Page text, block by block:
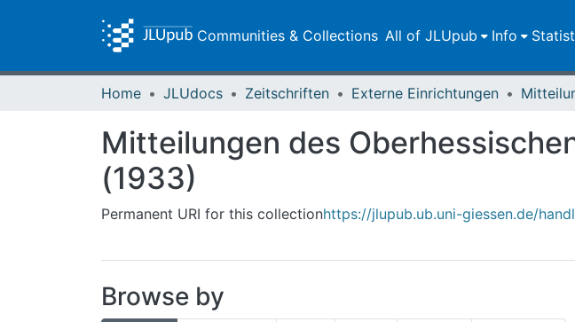
Communities & Collections All of JLUpub Info
Home JLUdocs Zeitschriften Externe Einrichtungen
Mitteilungen des
(1933)
Permanent URI for this collectionhttps://jlupub.ub.uni-giessen.de/
Browse by